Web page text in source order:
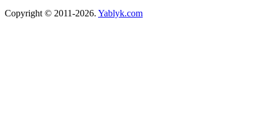
Copyright © 2011-2026. Yablyk.сom